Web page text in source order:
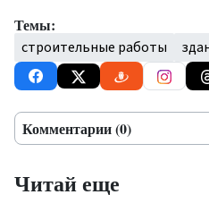
Темы:
строительные работы
Комментарии (0)
Читай еще